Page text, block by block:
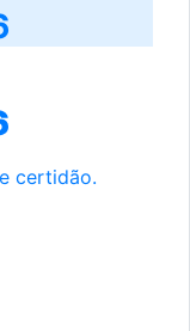
certidão.